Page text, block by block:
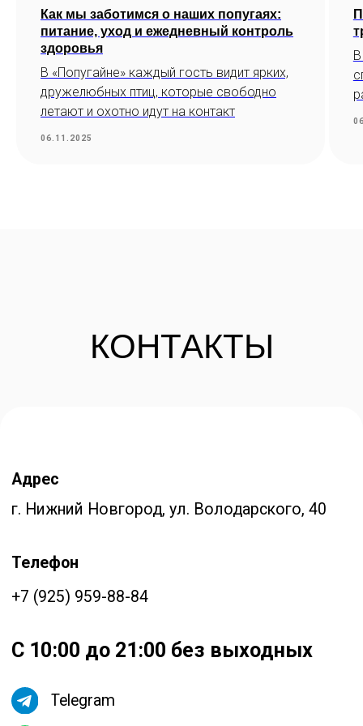
Как мы заботимся о наших попугаях:
питание, уход и ежедневный контроль
здоровья
В «Попугайне» каждый гость видит ярких,
дружелюбных птиц, которые свободно
летают и охотно идут на контакт
06.11.2025